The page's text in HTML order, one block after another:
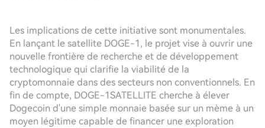
Les implications de cette initiative sont monumentales.
En lançant le satellite DOGE-1, le projet vise à ouvrir une
nouvelle frontière de recherche et de développement
technologique qui clarifie la viabilité de la
cryptomonnaie dans des secteurs non conventionnels. En
fin de compte, DOGE-1SATELLITE cherche à élever
Dogecoin d'une simple monnaie basée sur un mème à un
moyen légitime capable de financer une exploration